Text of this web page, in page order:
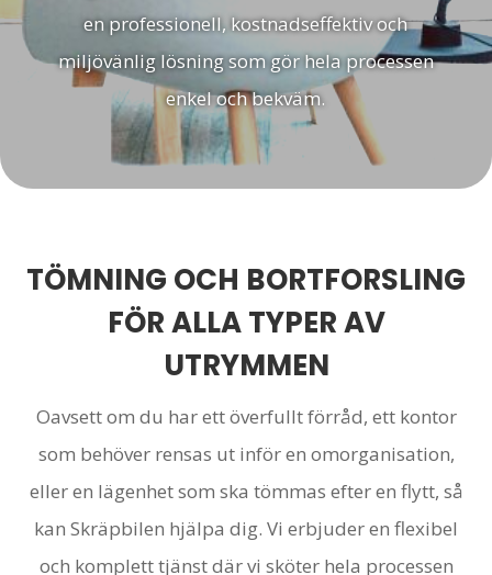
en professionell, kostnadseffektiv och
miljövänlig lösning som gör hela processen
enkel och bekväm.
TÖMNING OCH BORTFORSLING
FÖR ALLA TYPER AV
UTRYMMEN
Oavsett om du har ett överfullt förråd, ett kontor
som behöver rensas ut inför en omorganisation,
eller en lägenhet som ska tömmas efter en flytt, så
kan Skräpbilen hjälpa dig. Vi erbjuder en flexibel
och komplett tjänst där vi sköter hela processen